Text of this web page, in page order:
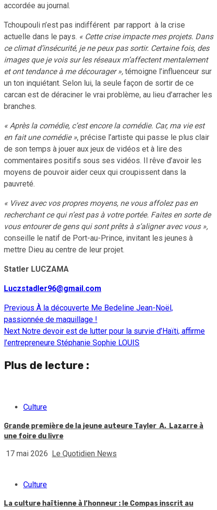
accordée au journal.
Tchoupouli n’est pas indifférent par rapport à la crise
actuelle dans le pays. « Cette crise impacte mes projets. Dans
ce climat d’insécurité, je ne peux pas sortir. Certaine fois, des
images que je vois sur les réseaux m’affectent mentalement
et ont tendance à me décourager », témoigne l’influenceur sur
un ton inquiétant. Selon lui, la seule façon de sortir de ce
carcan est de déraciner le vrai problème, au lieu d’arracher les
branches.
« Après la comédie, c’est encore la comédie. Car, ma vie est
en fait une comédie », précise l’artiste qui passe le plus clair
de son temps à jouer aux jeux de vidéos et à lire des
commentaires positifs sous ses vidéos. Il rêve d’avoir les
moyens de pouvoir aider ceux qui croupissent dans la
pauvreté.
« Vivez avec vos propres moyens, ne vous affolez pas en
recherchant ce qui n’est pas à votre portée. Faites en sorte de
vous entourer de gens qui sont prêts à s’aligner avec vous »,
conseille le natif de Port-au-Prince, invitant les jeunes à
mettre Dieu au centre de leur projet.
Statler LUCZAMA
Luczstadler96@gmail.com
Continue
Reading
Previous À la découverte Me Bedeline Jean-Noël,
passionnée de maquillage !
Next Notre devoir est de lutter pour la survie d’Haïti, affirme
l’entrepreneure Stéphanie Sophie LOUIS
Plus de lecture :
Culture
Grande première de la jeune auteure Tayler A. Lazarre à
une foire du livre
17 mai 2026 Le Quotidien News
Culture
La culture haïtienne à l’honneur : le Compas inscrit au